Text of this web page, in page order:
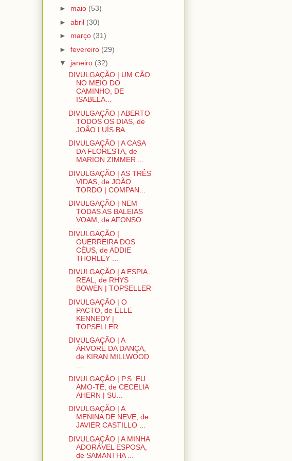
► maio (53)
► abril (30)
► março (31)
► fevereiro (29)
▼ janeiro (32)
DIVULGAÇÃO | UM CÃO
NO MEIO DO
CAMINHO, DE
ISABELA...
DIVULGAÇÃO | ABERTO
TODOS OS DIAS, de
JOÃO LUÍS BA...
DIVULGAÇÃO | A CASA
DA FLORESTA, de
MARION ZIMMER ...
DIVULGAÇÃO | AS TRÊS
VIDAS, de JOÃO
TORDO | COMPAN...
DIVULGAÇÃO | NEM
TODAS AS BALEIAS
VOAM, de AFONSO ...
DIVULGAÇÃO |
GUERREIRA DOS
CÉUS, de ADDIE
THORLEY ...
DIVULGAÇÃO | A ESPIA
REAL, de RHYS
BOWEN | TOPSELLER
DIVULGAÇÃO | O
PACTO, de ELLE
KENNEDY |
TOPSELLER
DIVULGAÇÃO | A
ÁRVORE DA DANÇA,
de KIRAN MILLWOOD
...
DIVULGAÇÃO | P.S. EU
AMO-TE, de CECELIA
AHERN | SU...
DIVULGAÇÃO | A
MENINA DE NEVE, de
JAVIER CASTILLO ...
DIVULGAÇÃO | A MINHA
ADORÁVEL ESPOSA,
de SAMANTHA ...